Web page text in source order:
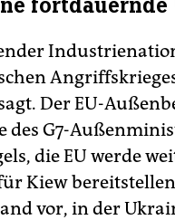
Der EU-
des G7-
die EU werde
Kiew
vor, in der